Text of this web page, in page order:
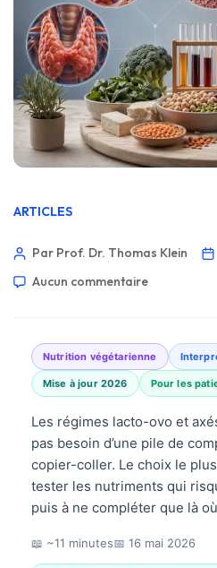
ARTICLES
Par Prof. Dr. Thomas Klein
Aucun commentaire
Nutrition végétarienne
Mise à jour 2026 Pour les
Les régimes lacto-ovo et
pas besoin d’une pile de
copier-coller. Le choix le
tester les nutriments qui
puis à ne compléter que là
📖 ~11 minutes📅 16 mai 2026